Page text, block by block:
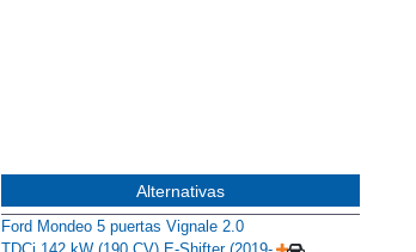
Alternativas
Ford Mondeo 5 puertas Vignale 2.0